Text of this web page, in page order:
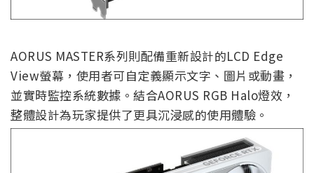
AORUS MASTER系列則配備重新設計的LCD Edge
View螢幕，使用者可自定義顯示文字、圖片或動畫，
並實時監控系統數據。結合AORUS RGB Halo燈效，
整體設計為玩家提供了更具沉浸感的使用體驗。